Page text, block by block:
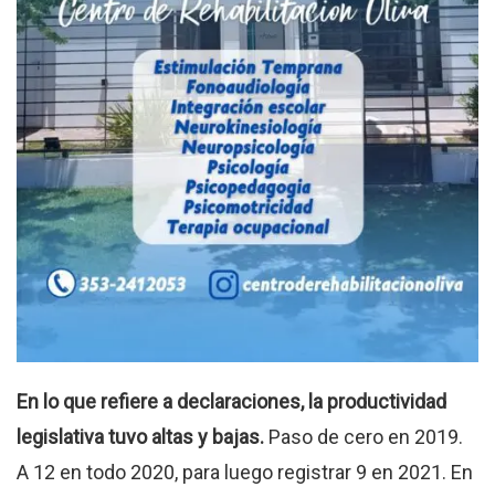
En lo que refiere a declaraciones, la productividad
legislativa tuvo altas y bajas. Paso de cero en 2019.
A 12 en todo 2020, para luego registrar 9 en 2021. En